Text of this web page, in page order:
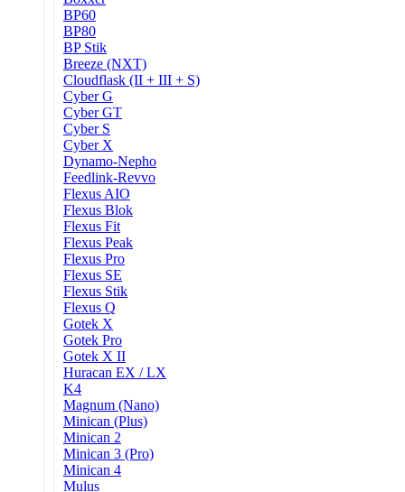
BP60
BP80
BP Stik
Breeze (NXT)
Cloudflask (II + III + S)
Cyber G
Cyber GT
Cyber S
Cyber X
Dynamo-Nepho
Feedlink-Revvo
Flexus AIO
Flexus Blok
Flexus Fit
Flexus Peak
Flexus Pro
Flexus SE
Flexus Stik
Flexus Q
Gotek X
Gotek Pro
Gotek X II
Huracan EX / LX
K4
Magnum (Nano)
Minican (Plus)
Minican 2
Minican 3 (Pro)
Minican 4
Mulus